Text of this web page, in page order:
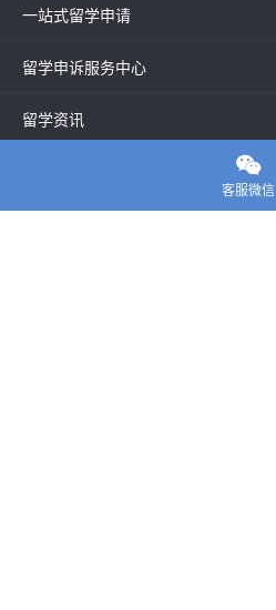
一站式留学申请
留学申诉服务中心
留学资讯

客服微信